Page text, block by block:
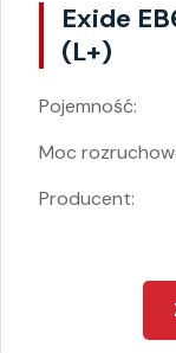
Exide
(L+)
Pojemność:
Moc
Producent: